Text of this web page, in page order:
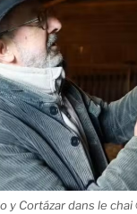
y Cortázar dans le